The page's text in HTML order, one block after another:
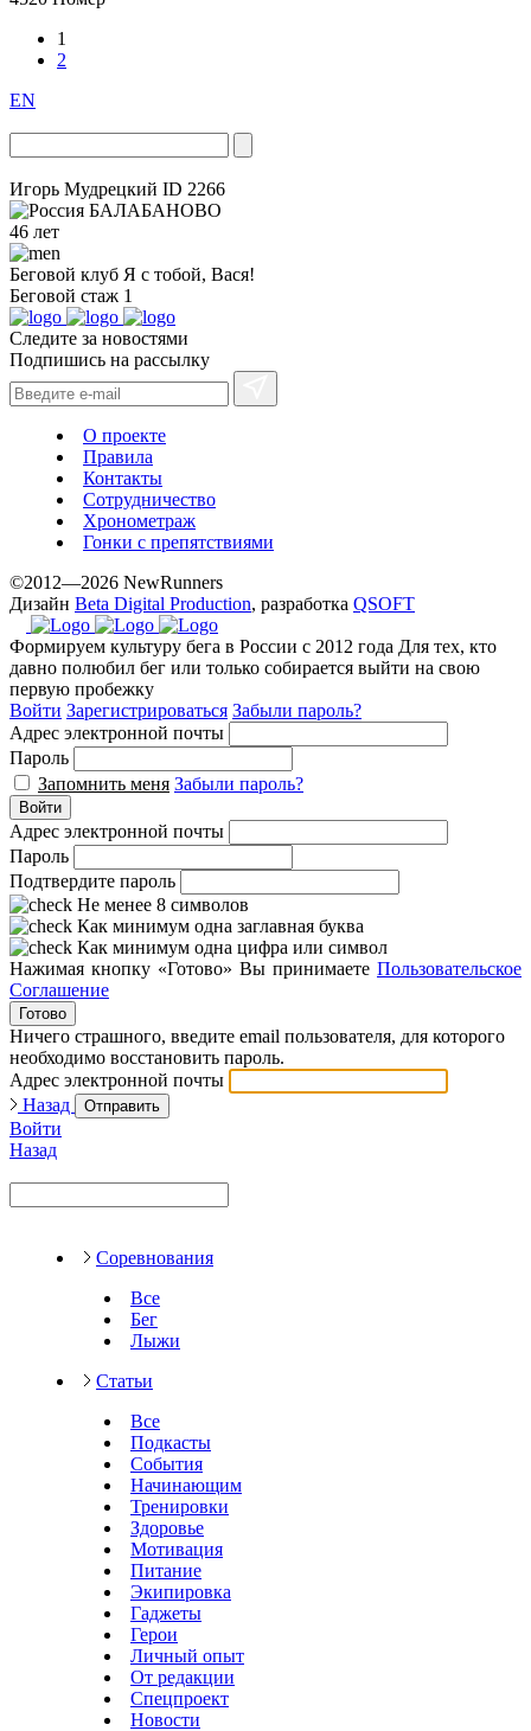
1
2
EN
Игорь Мудрецкий ID 2266
БАЛАБАНОВО
46 лет
Беговой клуб Я с тобой, Вася!
Беговой стаж 1
Следите за новостями
Подпишись на рассылку
О проекте
Правила
Контакты
Сотрудничество
Хронометраж
Гонки с препятствиями
©2012—2026 NewRunners
Дизайн Beta Digital Production, разработка QSOFT
Формируем культуру бега в России с 2012 года Для тех, кто
давно полюбил бег или только собирается выйти на свою
первую пробежку
Войти Зарегистрироваться Забыли пароль?
Адрес электронной почты
Пароль
Запомнить меня Забыли пароль?
Войти
Адрес электронной почты
Пароль
Подтвердите пароль
Не менее 8 символов
Как минимум одна заглавная буква
Как минимум одна цифра или символ
Нажимая кнопку «Готово» Вы принимаете Пользовательское
Соглашение
Готово
Ничего страшного, введите email пользователя, для которого
необходимо восстановить пароль.
Адрес электронной почты
Назад
Отправить
Войти
Назад
Соревнования
Все
Бег
Лыжи
Статьи
Все
Подкасты
События
Начинающим
Тренировки
Здоровье
Мотивация
Питание
Экипировка
Гаджеты
Герои
Личный опыт
От редакции
Спецпроект
Новости